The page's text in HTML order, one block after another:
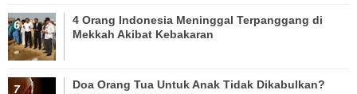
4 Orang Indonesia Meninggal Terpanggang di
Mekkah Akibat Kebakaran
Doa Orang Tua Untuk Anak Tidak Dikabulkan?